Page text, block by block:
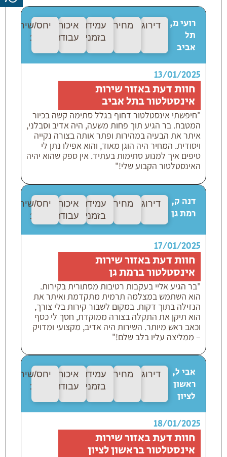
רועי מ,
תל
אביב
דירוג: 10/10
מחיר: 10/10
עמידה
בזמנים:10/10
איכות
עבודה:
10/10
יחס/שירות:
13/01/2025
חוות דעת באזור שירות
אינסטלטור בתל אביב
"חיפשתי אינסטלטור דחוף בגלל סתימה קשה בכיור
המטבח. בר הגיע תוך פחות משעה, היה אדיב וסבלני,
איתר את הבעיה במהירות ופתר אותה בצורה נקייה
ויסודית. המחיר היה הוגן מאוד, והוא אפילו נתן לי
טיפים איך למנוע סתימות בעתיד. אין ספק שהוא יהיה
האינסטלטור הקבוע שלי!"
דנה ק,
רמת גן
דירוג: 10/10
מחיר: 10/10
עמידה
בזמנים:10/10
איכות
עבודה:
10/10
יחס/שירות:
17/01/2025
חוות דעת באזור שירות
אינסטלטור ברמת גן
"בר הגיע אליי בעקבות רטיבות מסתורית בקירות.
הוא השתמש במצלמה תרמית מתקדמת ואיתר את
הנזילה בתוך דקות. במקום לשבור קירות בלי צורך,
הוא תיקן את התקלה בצורה ממוקדת, חסך לי כסף
וכאב ראש מיותר. השירות היה אדיב, מקצועי ומדויק
– ממליצה עליו בלב שלם!"
אבי ל,
ראשון
לציון
דירוג: 10/10
מחיר: 10/10
עמידה
בזמנים:10/10
איכות
עבודה:
10/10
יחס/שירות:
18/01/2025
חוות דעת באזור שירות
אינסטלטור בראשון לציון